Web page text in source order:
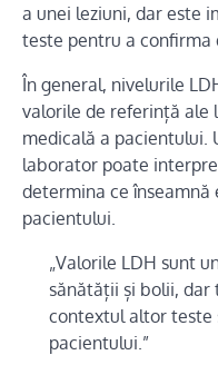
a unei leziuni, dar este
teste pentru a confirma
În general, nivelurile
valorile de referință ale
medicală a pacientului.
laborator poate
determina ce
pacientului.
„Valorile LDH sunt
sănătății și bolii,
contextul altor teste
pacientului.”